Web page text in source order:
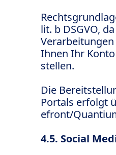
lit. b DSGVO,
Ihnen Ihr
stellen.
Die
Portals erfolgt
efront/
4.5. Social